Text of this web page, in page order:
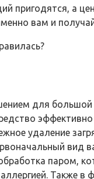
пригодятся, а
вам и
для
удаление
паром,
Также